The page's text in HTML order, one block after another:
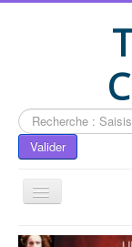
Rechercher
Valider
Accueil